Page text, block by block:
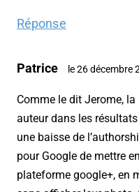
Réponse
Patrice le 26 décembre
Comme le dit Jerome,
auteur dans les
une baisse de
pour Google de mettre
plateforme google+, en